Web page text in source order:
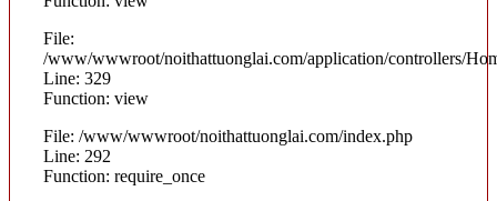
File:
/www/wwwroot/noithattuonglai.com/application/controllers/
Line: 329
Function: view
File: /www/wwwroot/noithattuonglai.com/index.php
Line: 292
Function: require_once